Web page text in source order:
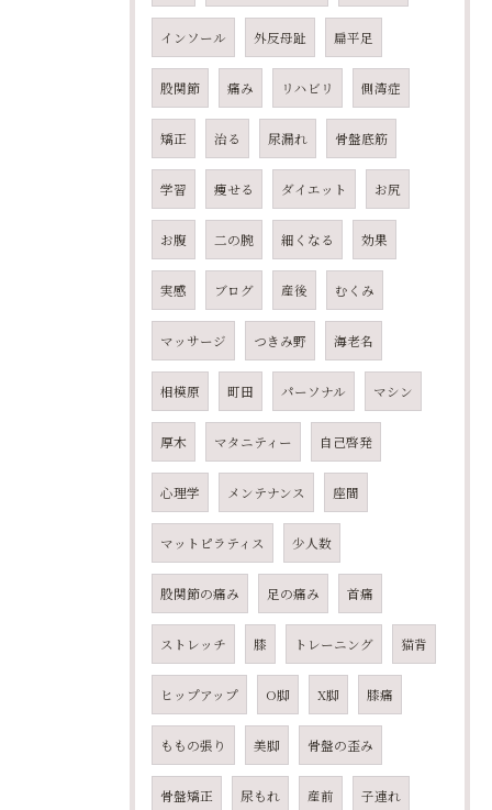
インソール 外反母趾 扁平足
股関節 痛み リハビリ 側湾症
矯正 治る 尿漏れ 骨盤底筋
学習 痩せる ダイエット お尻
お腹 二の腕 細くなる 効果
実感 ブログ 産後 むくみ
マッサージ つきみ野 海老名
相模原 町田 パーソナル マシン
厚木 マタニティー 自己啓発
心理学 メンテナンス 座間
マットピラティス 少人数
股関節の痛み 足の痛み 首痛
ストレッチ 膝 トレーニング 猫背
ヒップアップ O脚 X脚 膝痛
ももの張り 美脚 骨盤の歪み
骨盤矯正 尿もれ 産前 子連れ